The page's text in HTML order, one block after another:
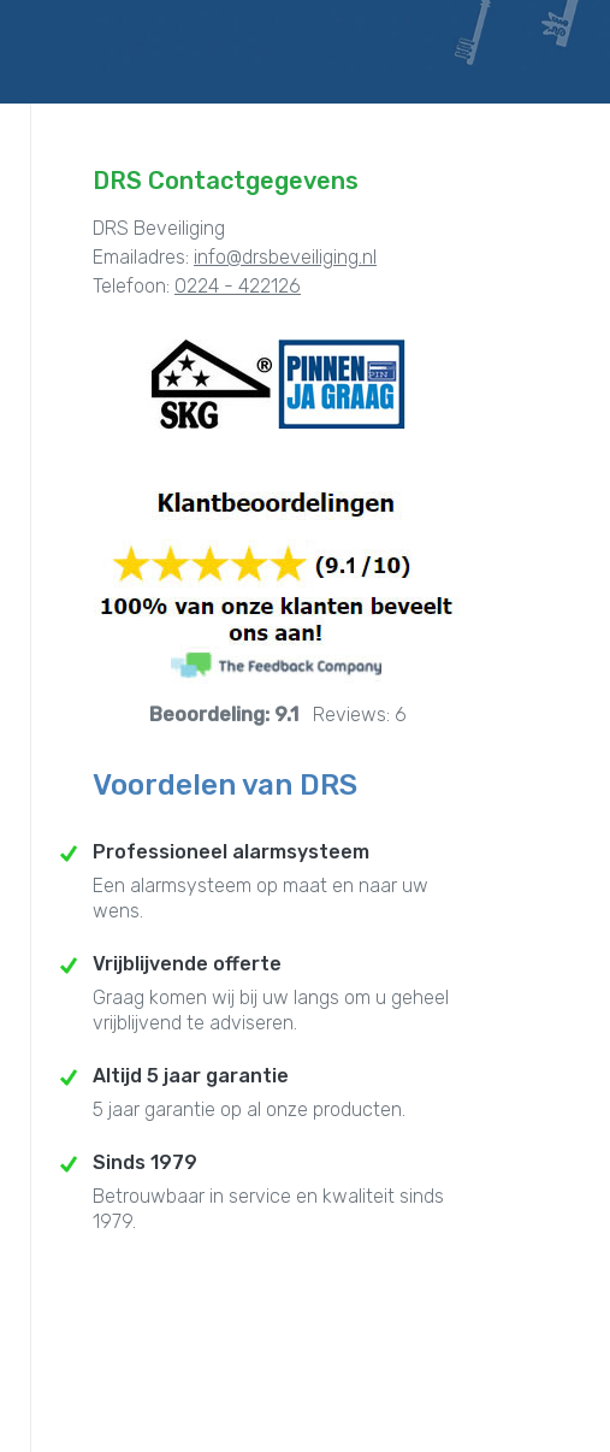
DRS Contactgegevens
DRS Beveiliging
Emailadres: info@drsbeveiliging.nl
Telefoon: 0224 - 422126
Beoordeling: 9.1 Reviews: 6
Voordelen van DRS
Professioneel alarmsysteem
Een alarmsysteem op maat en naar uw
wens.
Vrijblijvende offerte
Graag komen wij bij uw langs om u geheel
vrijblijvend te adviseren.
Altijd 5 jaar garantie
5 jaar garantie op al onze producten.
Sinds 1979
Betrouwbaar in service en kwaliteit sinds
1979.